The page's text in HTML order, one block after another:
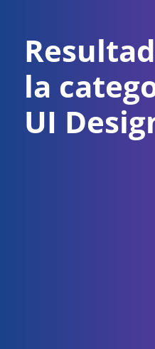
la
UI